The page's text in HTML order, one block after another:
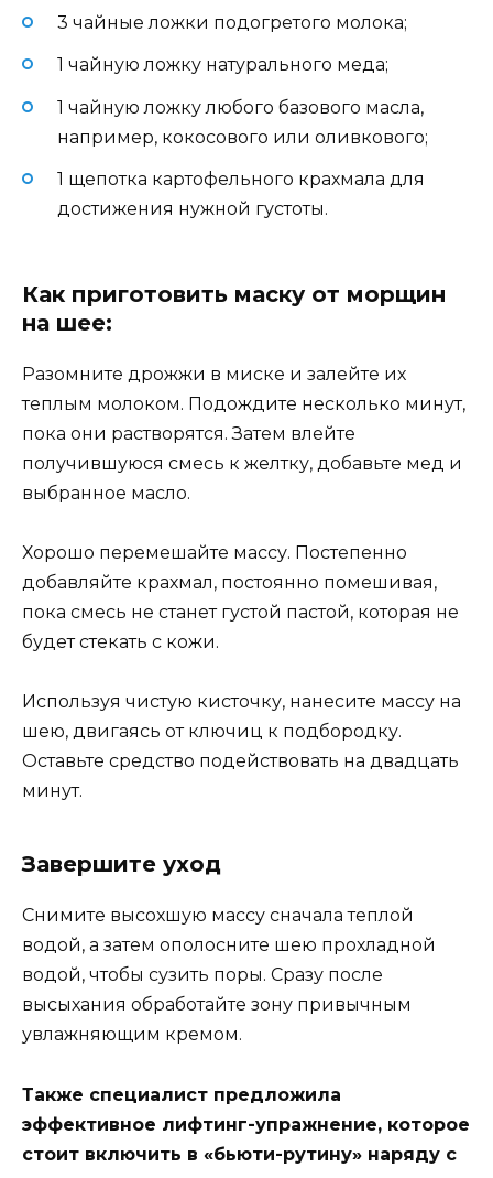
3 чайные ложки подогретого молока;
1 чайную ложку натурального меда;
1 чайную ложку любого базового масла,
например, кокосового или оливкового;
1 щепотка картофельного крахмала для
достижения нужной густоты.
Как приготовить маску от морщин
на шее:
Разомните дрожжи в миске и залейте их
теплым молоком. Подождите несколько минут,
пока они растворятся. Затем влейте
получившуюся смесь к желтку, добавьте мед и
выбранное масло.
Хорошо перемешайте массу. Постепенно
добавляйте крахмал, постоянно помешивая,
пока смесь не станет густой пастой, которая не
будет стекать с кожи.
Используя чистую кисточку, нанесите массу на
шею, двигаясь от ключиц к подбородку.
Оставьте средство подействовать на двадцать
минут.
Завершите уход
Снимите высохшую массу сначала теплой
водой, а затем ополосните шею прохладной
водой, чтобы сузить поры. Сразу после
высыхания обработайте зону привычным
увлажняющим кремом.
Также специалист предложила
эффективное лифтинг-упражнение, которое
стоит включить в «бьюти-рутину» наряду с